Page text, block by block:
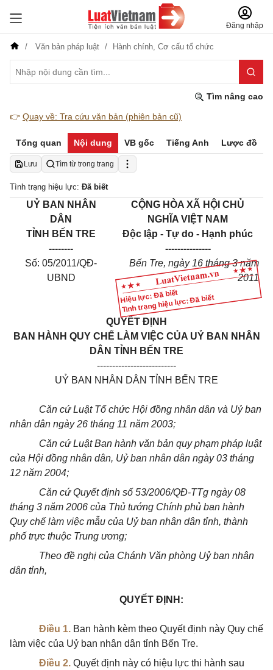
Đăng nhập
Văn bản pháp luật Hành chính, Cơ cấu tổ chức
Tìm nâng cao
👉 Quay về: Tra cứu văn bản (phiên bản cũ)
Tổng quan Nội dung VB gốc Tiếng Anh Lược đồ
Lưu Tìm từ trong trang
Tình trạng hiệu lực: Đã biết
Hiệu lực: Đã biết
Tình trạng hiệu lực: Đã biết
UỶ BAN NHÂN
DÂN
TỈNH BẾN TRE
--------
Số: 05/2011/QĐ-
UBND
CỘNG HÒA XÃ HỘI CHỦ
NGHĨA VIỆT NAM
Độc lập - Tự do - Hạnh phúc
---------------
Bến Tre, ngày 16 tháng 3 năm
2011
QUYẾT ĐỊNH
BAN HÀNH QUY CHẾ LÀM VIỆC CỦA UỶ BAN NHÂN
DÂN TỈNH BẾN TRE
--------------------------
UỶ BAN NHÂN DÂN TỈNH BẾN TRE
Căn cứ Luật Tổ chức Hội đồng nhân dân và Uỷ ban
nhân dân ngày 26 tháng 11 năm 2003;
Căn cứ Luật Ban hành văn bản quy phạm pháp luật
của Hội đồng nhân dân, Uỷ ban nhân dân ngày 03 tháng
12 năm 2004;
Căn cứ Quyết định số 53/2006/QĐ-TTg ngày 08
tháng 3 năm 2006 của Thủ tướng Chính phủ ban hành
Quy chế làm việc mẫu của Uỷ ban nhân dân tỉnh, thành
phố trực thuộc Trung ương;
Theo đề nghị của Chánh Văn phòng Uỷ ban nhân
dân tỉnh,
QUYẾT ĐỊNH :
Điều 1. Ban hành kèm theo Quyết định này Quy chế
làm việc của Uỷ ban nhân dân tỉnh Bến Tre.
Điều 2. Quyết định này có hiệu lực thi hành sau